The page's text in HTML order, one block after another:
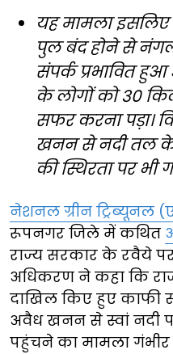
यह मामला इसलिए
पुल बंद होने से
संपर्क प्रभावित
के लोगों को 30
सफर करना पड़ा।
खनन से नदी तल
की स्थिरता पर भी
नेशनल ग्रीन ट्रिब्यूनल
रूपनगर जिले में कथित
राज्य सरकार के रवैये पर
अधिकरण ने कहा कि
दाखिल किए हुए काफी
अवैध खनन से स्वां नदी
पहुंचने का मामला गंभीर